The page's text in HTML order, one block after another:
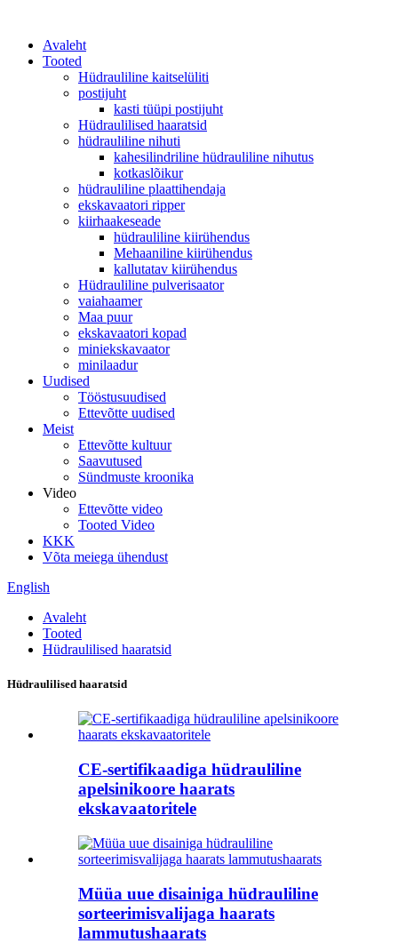
Avaleht
Tooted
Hüdrauliline kaitselüliti
postijuht
kasti tüüpi postijuht
Hüdraulilised haaratsid
hüdrauliline nihuti
kahesilindriline hüdrauliline nihutus
kotkaslõikur
hüdrauliline plaattihendaja
ekskavaatori ripper
kiirhaakeseade
hüdrauliline kiirühendus
Mehaaniline kiirühendus
kallutatav kiirühendus
Hüdrauliline pulverisaator
vaiahaamer
Maa puur
ekskavaatori kopad
miniekskavaator
minilaadur
Uudised
Tööstusuudised
Ettevõtte uudised
Meist
Ettevõtte kultuur
Saavutused
Sündmuste kroonika
Video
Ettevõtte video
Tooted Video
KKK
Võta meiega ühendust
English
Avaleht
Tooted
Hüdraulilised haaratsid
Hüdraulilised haaratsid
CE-sertifikaadiga hüdrauliline
apelsinikoore haarats
ekskavaatoritele
Müüa uue disainiga hüdrauliline
sorteerimisvalijaga haarats
lammutushaarats